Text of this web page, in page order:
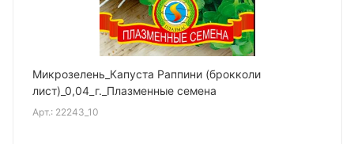
Микрозелень_Капуста Раппини (брокколи
лист)_0,04_г._Плазменные семена
Арт.: 22243_10